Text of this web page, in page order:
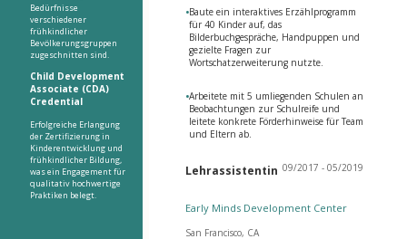
Bedürfnisse
verschiedener
frühkindlicher
Bevölkerungsgruppen
zugeschnitten sind.
Child Development
Associate (CDA)
Credential
Erfolgreiche Erlangung
der Zertifizierung in
Kinderentwicklung und
frühkindlicher Bildung,
was ein Engagement für
qualitativ hochwertige
Praktiken belegt.
•Baute ein interaktives Erzählprogramm
für 40 Kinder auf, das
Bilderbuchgespräche, Handpuppen und
gezielte Fragen zur
Wortschatzerweiterung nutzte.
•Arbeitete mit 5 umliegenden Schulen an
Beobachtungen zur Schulreife und
leitete konkrete Förderhinweise für Team
und Eltern ab.
Lehrassistentin 09/2017 - 05/2019
Early Minds Development Center
San Francisco, CA